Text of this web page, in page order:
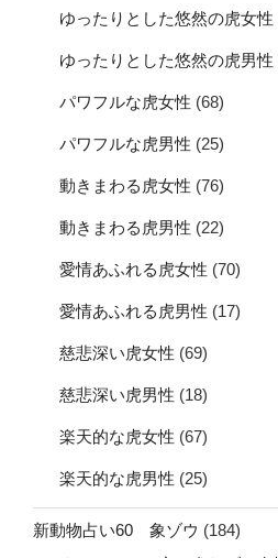
ゆったりとした悠然の虎女性
ゆったりとした悠然の虎男性
パワフルな虎女性 (68)
パワフルな虎男性 (25)
動きまわる虎女性 (76)
動きまわる虎男性 (22)
愛情あふれる虎女性 (70)
愛情あふれる虎男性 (17)
慈悲深い虎女性 (69)
慈悲深い虎男性 (18)
楽天的な虎女性 (67)
楽天的な虎男性 (25)
新動物占い60 象ゾウ (184)